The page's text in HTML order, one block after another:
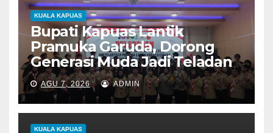
KUALA KAPUAS
Bupati Kapuas Lantik
Pramuka Garuda, Dorong
Generasi Muda Jadi Teladan
AGU 7, 2026 ADMIN
KUALA KAPUAS